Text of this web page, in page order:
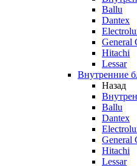
Ballu
Dantex
General
Hitachi
Lessar
Внутренние
Назад
Ballu
Dantex
General
Hitachi
Lessar